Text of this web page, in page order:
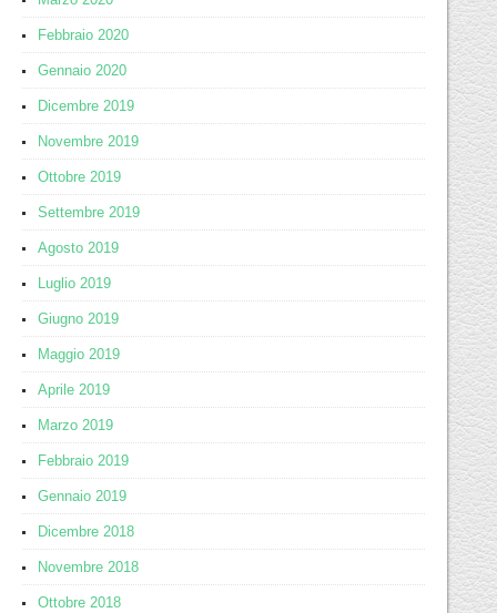
Febbraio 2020
Gennaio 2020
Dicembre 2019
Novembre 2019
Ottobre 2019
Settembre 2019
Agosto 2019
Luglio 2019
Giugno 2019
Maggio 2019
Aprile 2019
Marzo 2019
Febbraio 2019
Gennaio 2019
Dicembre 2018
Novembre 2018
Ottobre 2018